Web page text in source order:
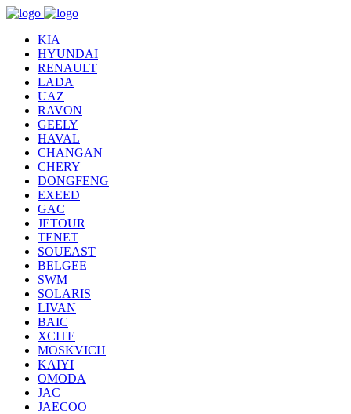
KIA
HYUNDAI
RENAULT
LADA
UAZ
RAVON
GEELY
HAVAL
CHANGAN
CHERY
DONGFENG
EXEED
GAC
JETOUR
TENET
SOUEAST
BELGEE
SWM
SOLARIS
LIVAN
BAIC
XCITE
MOSKVICH
KAIYI
OMODA
JAC
JAECOO